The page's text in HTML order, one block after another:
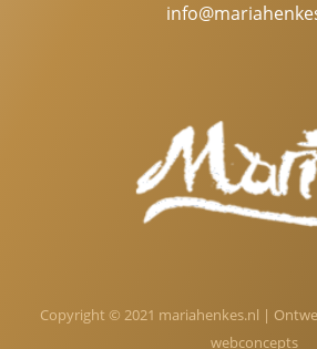
Copyright © 2021 mariahenkes.nl |
webconcepts